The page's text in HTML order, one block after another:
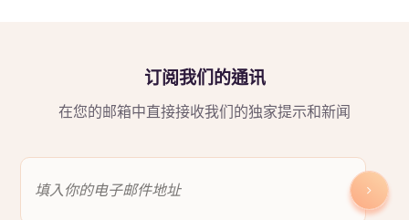
订阅我们的通讯
在您的邮箱中直接接收我们的独家提示和新闻